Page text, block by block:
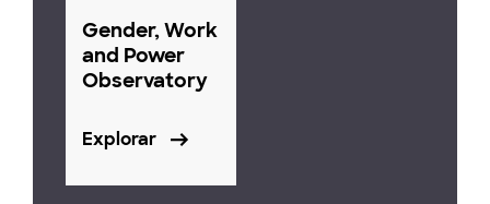
Gender, Work
and Power
Observatory
Explorar